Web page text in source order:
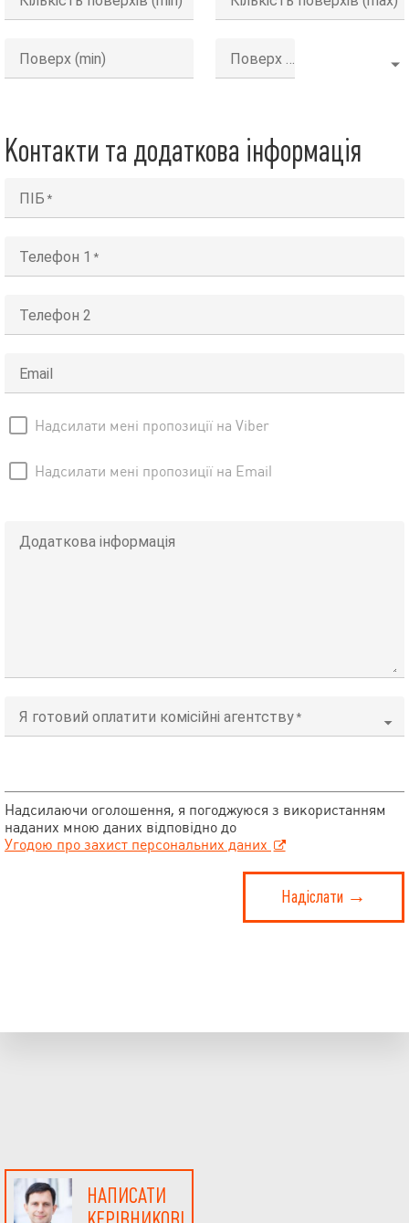
Поверх (min) Поверх (max)
Контакти та додаткова інформація
ПІБ
Телефон 1
Телефон 2
Email
Надсилати мені пропозиції на Viber
Надсилати мені пропозиції на Email
Додаткова інформація
Я готовий оплатити комісійні агентству
Надсилаючи оголошення, я погоджуюся з використанням
наданих мною даних відповідно до
Угодою про захист персональних даних
Надіслати →
НАПИСАТИ